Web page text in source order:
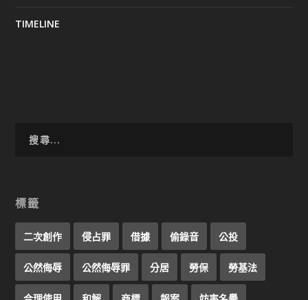
TIMELINE
標籤
二次創作 侵占罪 借據 偷錄音 公投
公然侮辱 公然侮辱罪 分居 勞保 勞基法